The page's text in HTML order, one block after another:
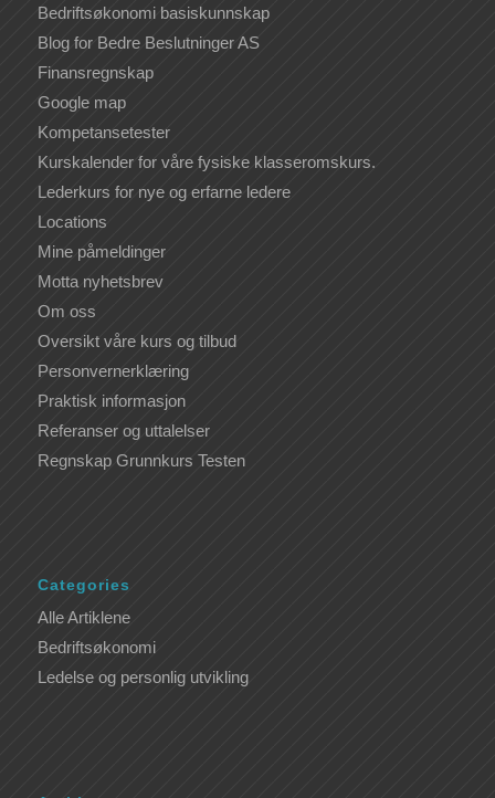
Bedriftsøkonomi basiskunnskap
Blog for Bedre Beslutninger AS
Finansregnskap
Google map
Kompetansetester
Kurskalender for våre fysiske klasseromskurs.
Lederkurs for nye og erfarne ledere
Locations
Mine påmeldinger
Motta nyhetsbrev
Om oss
Oversikt våre kurs og tilbud
Personvernerklæring
Praktisk informasjon
Referanser og uttalelser
Regnskap Grunnkurs Testen
Categories
Alle Artiklene
Bedriftsøkonomi
Ledelse og personlig utvikling